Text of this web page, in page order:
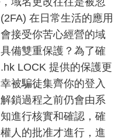
在日常生活的應用
接受你苦心經營的域
備雙重保護？為了確
LOCK 提供的保護更
被騙徒集齊你的登入
鎖過程之前仍會由系
進行核實和確認，確
人的批准才進行，進